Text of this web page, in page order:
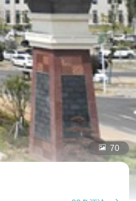
 70